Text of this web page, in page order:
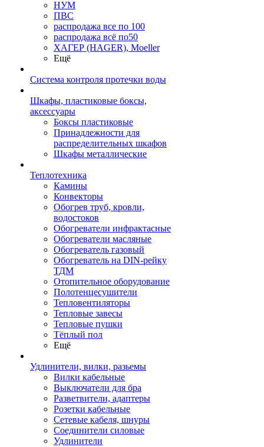
НУМ
ПВС
распродажа все по 100
распродажа всё по50
ХАГЕР (HAGER), Moeller
Ещё
Система контроля протечки воды
Шкафы, пластиковые боксы,
аксессуары
Боксы пластиковые
Принадлежности для
распределительных шкафов
Шкафы металлические
Теплотехника
Камины
Конвекторы
Обогрев труб, кровли,
водостоков
Обогреватели инфрактасные
Обогреватели масляные
Обогреватель газовый
Обогреватель на DIN-рейку
ТДМ
Отопительное оборудование
Полотенцесушители
Тепловентиляторы
Тепловые завесы
Тепловые пушки
Тёплый пол
Ещё
Удлинители, вилки, разьемы
Вилки кабельные
Выключатели для бра
Разветвители, адаптеры
Розетки кабельные
Сетевые кабеля, шнуры
Соединители силовые
Удлинители